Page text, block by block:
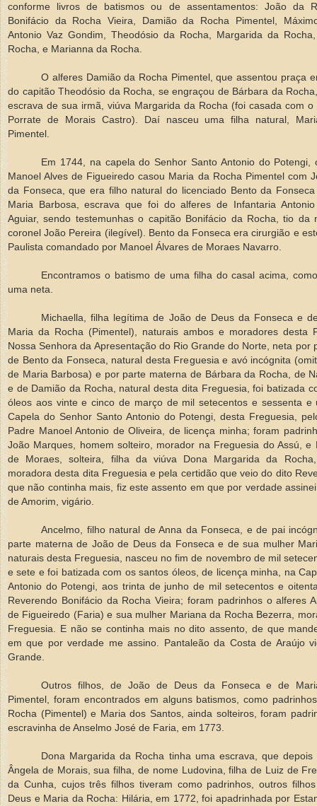
conforme livros de batismos ou de assentamentos: João da
Bonifácio da Rocha Vieira, Damião da Rocha Pimentel,
Antonio Vaz Gondim, Theodósio da Rocha, Margarida da
Rocha, e Marianna da Rocha.
O alferes Damião da Rocha Pimentel, que assentou praça
do capitão Theodósio da Rocha, se engraçou de Bárbara da
escrava de sua irmã, viúva Margarida da Rocha (foi casada com o
Porrate de Morais Castro). Daí nasceu uma filha natural,
Pimentel.
Em 1744, na capela do Senhor Santo Antonio do Potengi,
Manoel Alves de Figueiredo casou Maria da Rocha Pimentel com
da Fonseca, que era filho natural do licenciado Bento da
Maria Barbosa, escrava que foi do alferes de Infantaria
Aguiar, sendo testemunhas o capitão Bonifácio da Rocha, tio da
coronel João Pereira (ilegível). Bento da Fonseca era cirurgião e
Paulista comandado por Manoel Álvares de Moraes Navarro.
Encontramos o batismo de uma filha do casal acima,
uma neta.
Michaella, filha legítima de João de Deus da Fonseca e
Maria da Rocha (Pimentel), naturais ambos e moradores desta
Nossa Senhora da Apresentação do Rio Grande do Norte, neta por
de Bento da Fonseca, natural desta Freguesia e avó incógnita
de Maria Barbosa) e por parte materna de Bárbara da Rocha, de
e de Damião da Rocha, natural desta dita Freguesia, foi batizada
óleos aos vinte e cinco de março de mil setecentos e sessenta e
Capela do Senhor Santo Antonio do Potengi, desta Freguesia,
Padre Manoel Antonio de Oliveira, de licença minha; foram
João Marques, homem solteiro, morador na Freguesia do Assú, e
de Moraes, solteira, filha da viúva Dona Margarida da
moradora desta dita Freguesia e pela certidão que veio do dito
que não continha mais, fiz este assento em que por verdade
de Amorim, vigário.
Ancelmo, filho natural de Anna da Fonseca, e de pai
parte materna de João de Deus da Fonseca e de sua mulher
naturais desta Freguesia, nasceu no fim de novembro de mil
e sete e foi batizada com os santos óleos, de licença minha, na
Antonio do Potengi, aos trinta de junho de mil setecentos e
Reverendo Bonifácio da Rocha Vieira; foram padrinhos o alferes
de Figueiredo (Faria) e sua mulher Mariana da Rocha Bezerra,
Freguesia. E não se continha mais no dito assento, de que
em que por verdade me assino. Pantaleão da Costa de Araújo
Grande.
Outros filhos, de João de Deus da Fonseca e de
Pimentel, foram encontrados em alguns batismos, como
Rocha (Pimentel) e Maria dos Santos, ainda solteiros, foram
escravinha de Anselmo José de Faria, em 1773.
Dona Margarida da Rocha tinha uma escrava, que depois
Ângela de Morais, sua filha, de nome Ludovina, filha de Luiz de
da Cunha, cujos três filhos tiveram como padrinhos, outros
Deus e Maria da Rocha: Hilária, em 1772, foi apadrinhada por